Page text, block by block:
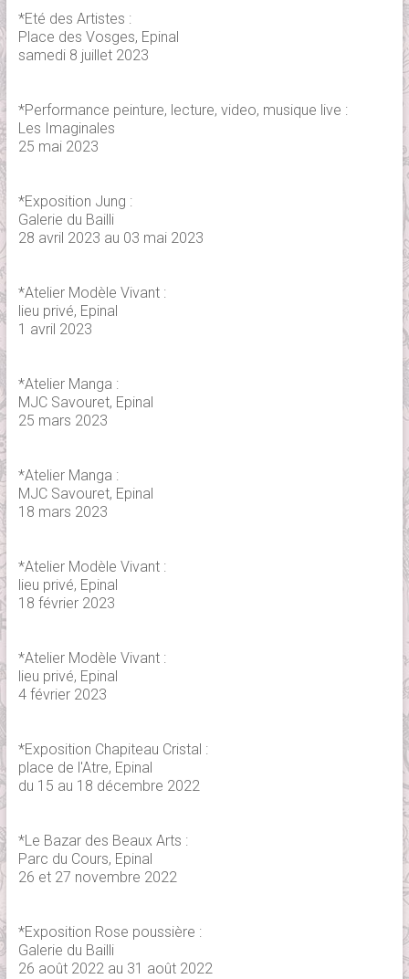
*Eté des Artistes :
Place des Vosges, Epinal
samedi 8 juillet 2023
*Performance peinture, lecture, video, musique live :
Les Imaginales
25 mai 2023
*Exposition Jung :
Galerie du Bailli
28 avril 2023 au 03 mai 2023
*Atelier Modèle Vivant :
lieu privé, Epinal
1 avril 2023
*Atelier Manga :
MJC Savouret, Epinal
25 mars 2023
*Atelier Manga :
MJC Savouret, Epinal
18 mars 2023
*Atelier Modèle Vivant :
lieu privé, Epinal
18 février 2023
*Atelier Modèle Vivant :
lieu privé, Epinal
4 février 2023
*Exposition Chapiteau Cristal :
place de l'Atre, Epinal
du 15 au 18 décembre 2022
*Le Bazar des Beaux Arts :
Parc du Cours, Epinal
26 et 27 novembre 2022
*Exposition Rose poussière :
Galerie du Bailli
26 août 2022 au 31 août 2022